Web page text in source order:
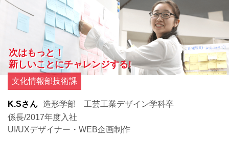
次はもっと！
新しいことにチャレンジする!
文化情報部技術課
K.Sさん 造形学部 工芸工業デザイン学科卒
係長/2017年度入社
UI/UXデザイナー・WEB企画制作